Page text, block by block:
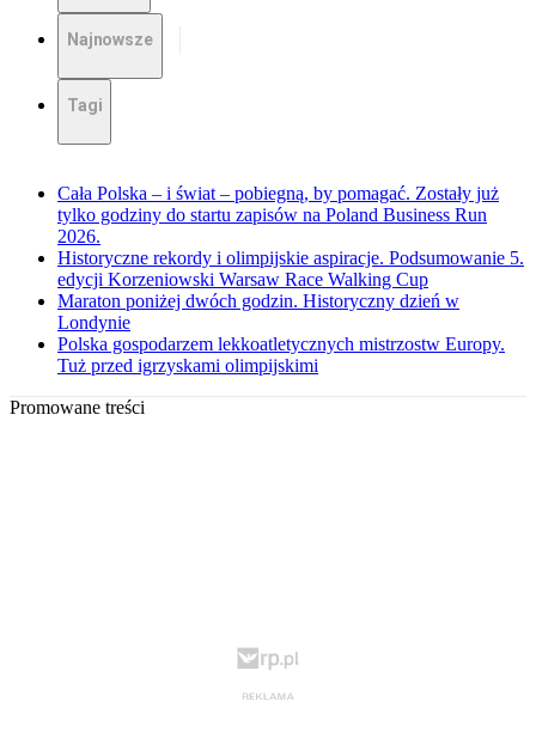
Najnowsze
Tagi
Cała Polska – i świat – pobiegną, by pomagać. Zostały już
tylko godziny do startu zapisów na Poland Business Run
2026.
Historyczne rekordy i olimpijskie aspiracje. Podsumowanie 5.
edycji Korzeniowski Warsaw Race Walking Cup
Maraton poniżej dwóch godzin. Historyczny dzień w
Londynie
Polska gospodarzem lekkoatletycznych mistrzostw Europy.
Tuż przed igrzyskami olimpijskimi
Promowane treści